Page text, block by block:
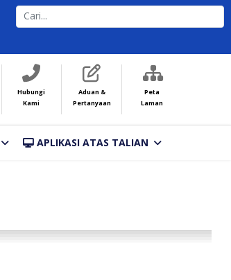
CARI...
Hubungi
Kami
Aduan &
Pertanyaan
Peta
Laman
APLIKASI ATAS TALIAN